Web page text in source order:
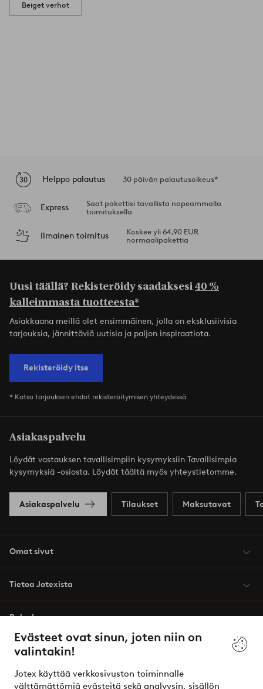
Evästeet ovat sinun, joten niin on
valintakin!
Jotex käyttää verkkosivuston toiminnalle
välttämättömiä evästeitä sekä analyysin, sisällön
Beiget verhot
Helppo palautus 30 päivän palautusoikeus*
Express
Saat pakettisi tavallista nopeammalla
toimituksella
Ilmainen toimitus
Koskee yli 64,90 EUR
normaalipakettia
Uusi täällä? Rekisteröidy saadaksesi40 %
kalleimmasta tuotteesta*
Asiakkaana meillä olet ensimmäinen, jolla on eksklusiivisia
tarjouksia, jännittäviä uutisia ja paljon inspiraatiota.
Rekisteröidy itse
* Katso tarjouksen ehdot rekisteröitymisen yhteydessä
Asiakaspalvelu
Löydät vastauksen tavallisimpiin kysymyksiin Tavallisimpia
kysymyksiä -osiosta. Löydät täältä myös yhteystietomme.
Asiakaspalvelu Tilaukset Maksutavat
Omat sivut
Tietoa Jotexista
Palvelumme
Ehdot
Ystävät